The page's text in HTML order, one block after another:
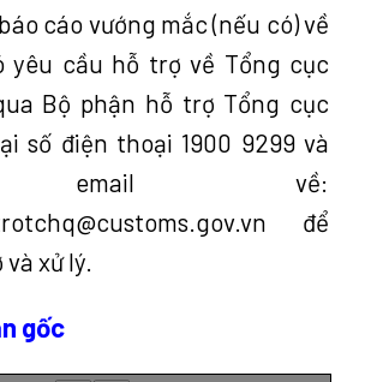
cáo vướng mắc (nếu có) về
yêu cầu hỗ trợ về Tổng cục
Bộ phận hỗ trợ Tổng cục
số điện thoại 1900 9299 và
email về:
để
xử lý.
gốc